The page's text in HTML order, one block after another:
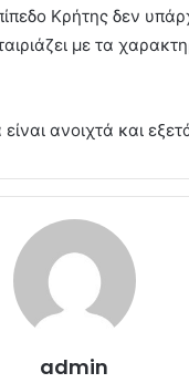
Κρήτης δεν
με τα
ανοιχτά και
admin